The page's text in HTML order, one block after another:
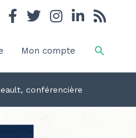
Mon compte
conférencière